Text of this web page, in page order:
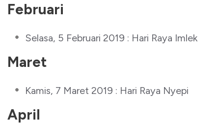
Februari
Selasa, 5 Februari 2019 : Hari Raya Imlek
Maret
Kamis, 7 Maret 2019 : Hari Raya Nyepi
April